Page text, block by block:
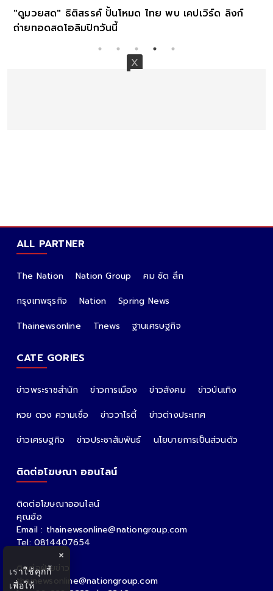
วิร์ด ลิงก์
"ดูมวยสด" จุฑามาศ จิตรพงศ์ ไทย พบ โมร็อ
ถ่ายทอดสดโอลิมปิก 2024 ลิงก์ดูมวยสด
ALL PARTNER
The Nation Nation Group
คม ชัด ลึก
กรุงเทพธุรกิจ
Nation
Spring News
Thainewsonline
Tnews ฐานเศรษฐกิจ
CATE GORIES
ข่าวพระราชสำนัก ข่าวการเมือง ข่าวสังคม
ข่าวบันเทิง
หวย ดวง ความเชื่อ
ข่าววาไรตี้
ข่าวต่างประเทศ
ข่าวเศรษฐกิจ
ข่าวประชาสัมพันธ์ นโยบายการเป็นส่วนตัว
ติดต่อโฆษณา ออนไลน์
ติดต่อโฆษณาออนไลน์
คุณอ้อ
Email : thainewsonline@nationgroup.com
Tel: 0814407654
ติดต่อฝ่ายข่าว
thainewsonline@nationgroup.com
×
เราใช้คุกกี้
เพื่อให้